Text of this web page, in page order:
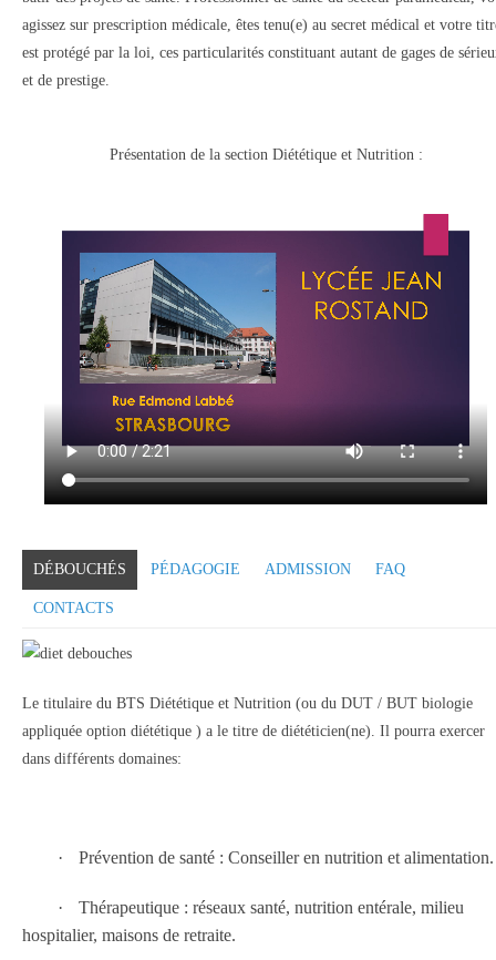
agissez sur prescription médicale, êtes tenu(e) au secret médical et votre
est protégé par la loi, ces particularités constituant autant de gages de
et de prestige.
Présentation de la section Diététique et Nutrition :
DÉBOUCHÉS PÉDAGOGIE ADMISSION FAQ
CONTACTS
Le titulaire du BTS Diététique et Nutrition (ou du DUT / BUT biologie
appliquée option diététique ) a le titre de diététicien(ne). Il pourra exercer
dans différents domaines:
· Prévention de santé : Conseiller en nutrition et alimentation.
Thérapeutique : réseaux santé, nutrition entérale, milieu
hospitalier, maisons de retraite.